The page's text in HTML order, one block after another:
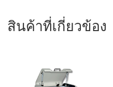
สินค้าที่เกี่ยวข้อง